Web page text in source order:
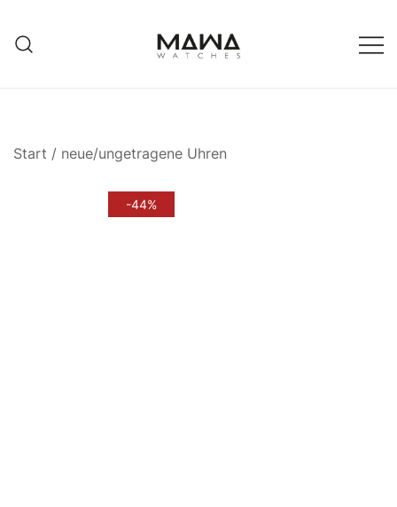
Inhalt
springen
Start / neue/ungetragene Uhren
-44%